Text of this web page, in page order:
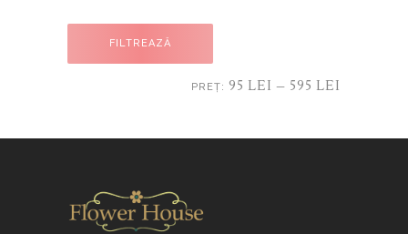
FILTREAZĂ
PREȚ: 95 LEI — 595 LEI